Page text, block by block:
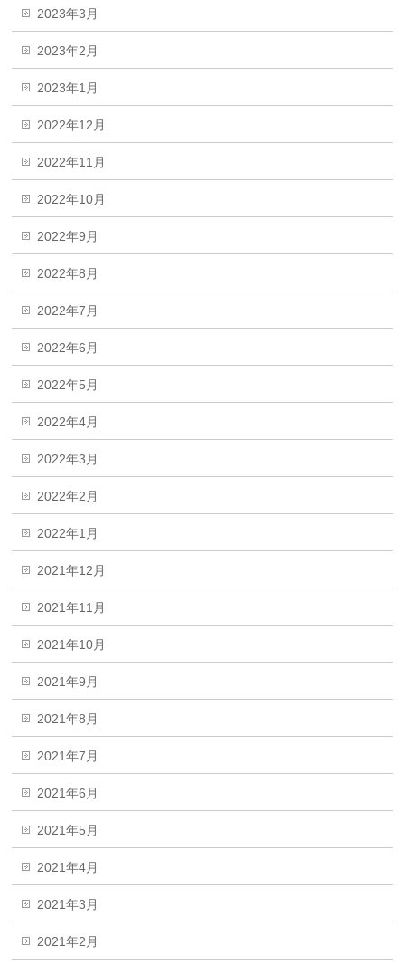
2023年3月
2023年2月
2023年1月
2022年12月
2022年11月
2022年10月
2022年9月
2022年8月
2022年7月
2022年6月
2022年5月
2022年4月
2022年3月
2022年2月
2022年1月
2021年12月
2021年11月
2021年10月
2021年9月
2021年8月
2021年7月
2021年6月
2021年5月
2021年4月
2021年3月
2021年2月